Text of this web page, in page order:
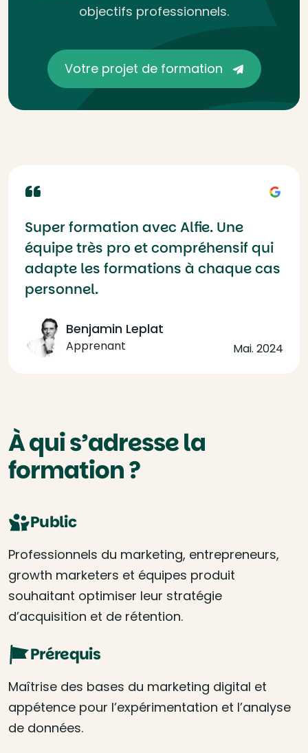
objectifs professionnels.
Votre projet de formation
Super formation avec Alfie. Une
équipe très pro et compréhensif qui
adapte les formations à chaque cas
personnel.
Benjamin Leplat
Apprenant Mai. 2024
À qui s’adresse la
formation ?
Public
Professionnels du marketing, entrepreneurs,
growth marketers et équipes produit
souhaitant optimiser leur stratégie
d’acquisition et de rétention.
Prérequis
Maîtrise des bases du marketing digital et
appétence pour l’expérimentation et l’analyse
de données.